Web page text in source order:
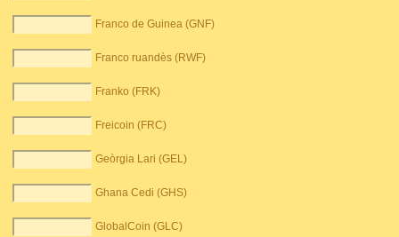
Franco de Guinea (GNF)
Franco ruandès (RWF)
Franko (FRK)
Freicoin (FRC)
Geòrgia Lari (GEL)
Ghana Cedi (GHS)
GlobalCoin (GLC)